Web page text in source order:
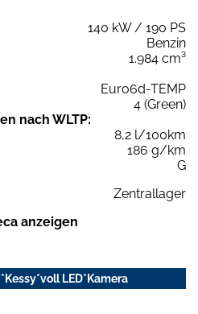
140 kW / 190 PS
Benzin
1.984 cm³
Euro6d-TEMP
4 (Green)
nach WLTP:
8,2 l/100km
186 g/km
G
Zentrallager
anzeigen
LED*Kamera